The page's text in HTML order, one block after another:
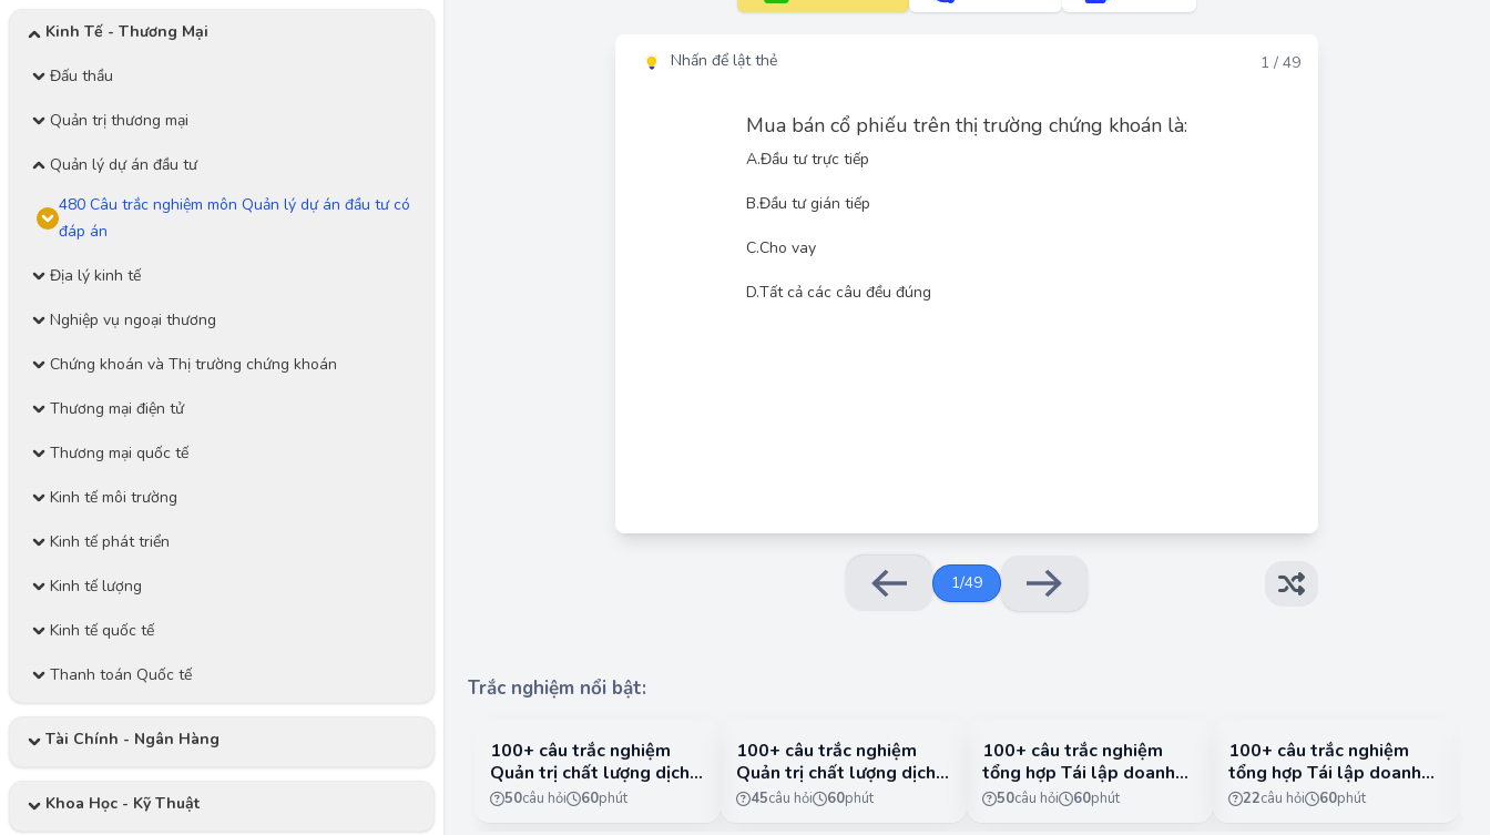
Kinh Tế - Thương Mại
Đấu thầu
Quản trị thương mại
Quản lý dự án đầu tư
480 Câu trắc nghiệm môn Quản lý dự án đầu tư có
đáp án
Địa lý kinh tế
Nghiệp vụ ngoại thương
Chứng khoán và Thị trường chứng khoán
Thương mại điện tử
Thương mại quốc tế
Kinh tế môi trường
Kinh tế phát triển
Kinh tế lượng
Kinh tế quốc tế
Thanh toán Quốc tế
Tài Chính - Ngân Hàng
Khoa Học - Kỹ Thuật
Nhấn để lật thẻ 1 / 49
Mua bán cổ phiếu trên thị trường chứng khoán là:
A.Đầu tư trực tiếp
B.Đầu tư gián tiếp
C.Cho vay
D.Tất cả các câu đều đúng
Đáp án đúng là: B. Đầu tư gián tiếp
khoán khác, nhà đầu tư không trực tiếp tham gia quản lý hoạt động sản xuất kinh doanh của
D. Tất cả các câu đều đúng → Sai.
1/49
Trắc nghiệm nổi bật:
100+ câu trắc nghiệm
Quản trị chất lượng dịch
vụ có lời giải chi tiết -
50câu hỏi 60phút
100+ câu trắc nghiệm
Quản trị chất lượng dịch
vụ có lời giải chi tiết -
45câu hỏi 60phút
100+ câu trắc nghiệm
tổng hợp Tái lập doanh
nghiệp có đáp án - Phần
50câu hỏi 60phút
100+ câu trắc nghiệm
tổng hợp Tái lập doanh
nghiệp có đáp án - Phần
22câu hỏi 60phút